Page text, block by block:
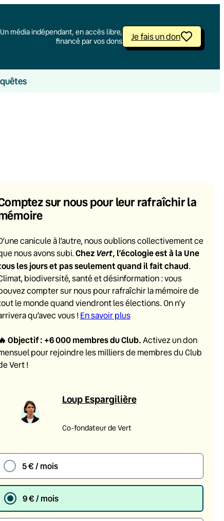
Un média indépendant, en accès libre,
financé par vos dons
Je fais un don
sur nous pour leur rafraîchir la
canicule à l’autre, nous oublions collectivement ce
nous avons subi.ChezVert, l’écologie est à la Une
les jours et pas seulement quand il fait chaud.
biodiversité, santé et désinformation : vous
compter sur nous pour rafraîchir la mémoire de
le monde quand viendront les élections. On n’y
qu’avec vous ! En savoir plus
🔥 Objectif : +6 000 membres du Club. Activez un don
pour rejoindre les milliers de membres du Club
Vert !
Loup Espargilière
Co-fondateur de Vert
5 € / mois
9 € / mois